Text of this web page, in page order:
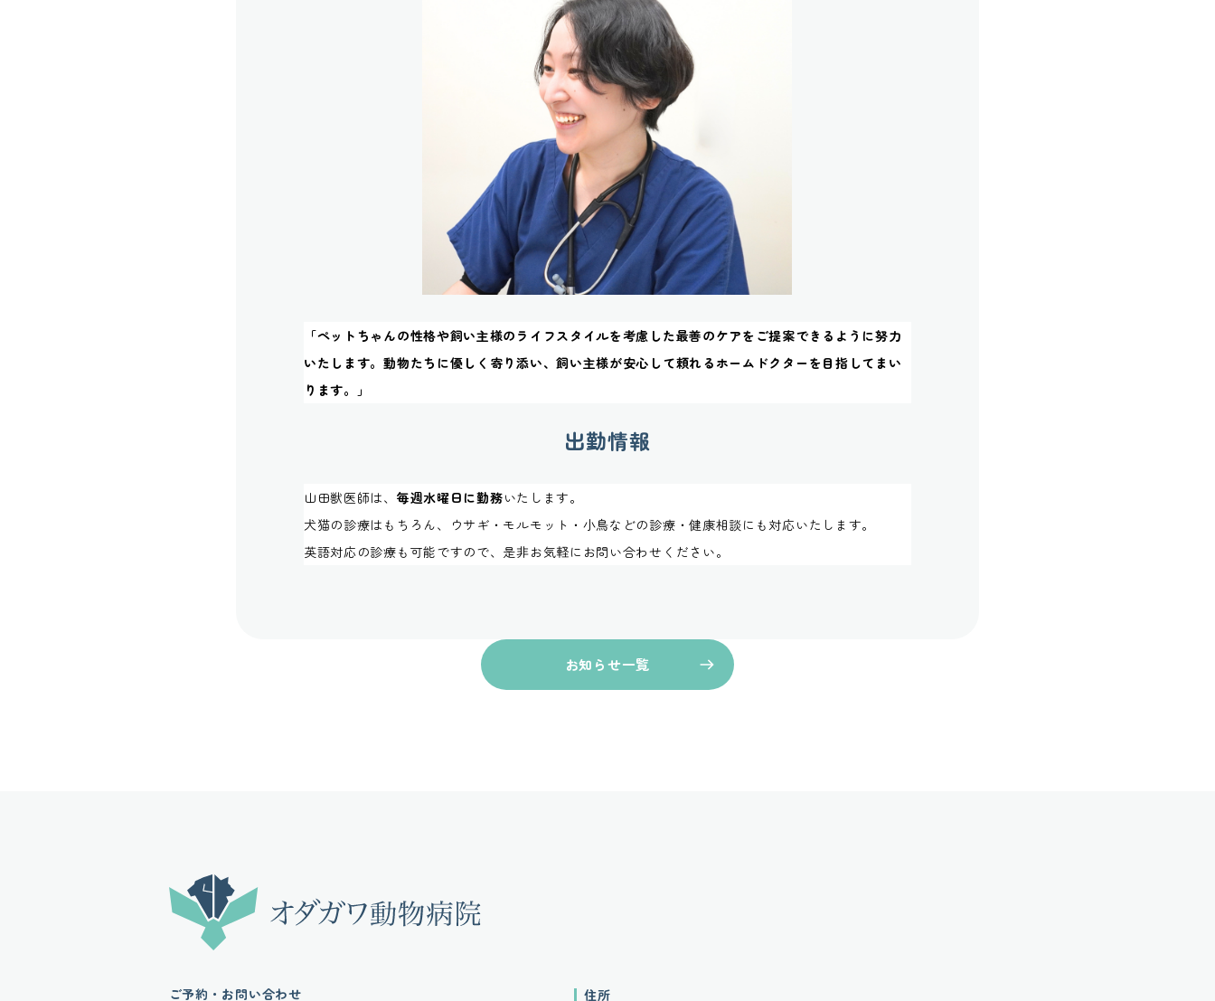
「ペットちゃんの性格や飼い主様のライフスタイルを考慮した最善のケアをご提案できるように努力
いたします。動物たちに優しく寄り添い、飼い主様が安心して頼れるホームドクターを目指してまい
ります。」
出勤情報
山田獣医師は、 毎週水曜日に勤務いたします。
犬猫の診療はもちろん、ウサギ・モルモット・小鳥などの診療・健康相談にも対応いたします。
英語対応の診療も可能ですので、是非お気軽にお問い合わせください。
お知らせ一覧
ご予約・お問い合わせ 住所